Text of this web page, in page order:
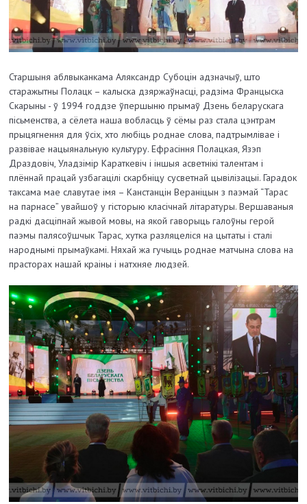
Старшыня аблвыканкама Аляксандр Субоцін адзначыў, што
старажытны Полацк – калыска дзяржаўнасці, радзіма Францыска
Скарыны - ў 1994 годдзе ўпершыню прымаў Дзень беларускага
пісьменства, а сёлета наша вобласць ў сёмы раз стала цэнтрам
прыцягнення для ўсіх, хто любіць роднае слова, падтрымлівае і
развівае нацыянальную культуру. Ефрасіння Полацкая, Язэп
Драздовіч, Уладзімір Караткевіч і іншыя асветнікі талентам і
плённай працай узбагацілі скарбніцу сусветнай цывілізацыі. Гарадок
таксама мае славутае імя – Канстанцін Вераніцын з паэмай “Тарас
на парнасе” увайшоў у гісторыю класічнай літаратуры. Вершаваныя
радкі дасціпнай жывой мовы, на якой гаворыць галоўны герой
паэмы палясоўшчык Тарас, хутка разляцеліся на цытаты і сталі
народнымі прымаўкамі. Няхай жа гучыць роднае матчына слова на
прасторах нашай краіны і натхняе людзей.